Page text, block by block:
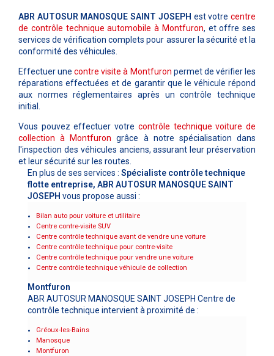
ABR AUTOSUR MANOSQUE SAINT JOSEPH est votrecentre
de contrôle technique automobile à Montfuron, et offre ses
services de vérification complets pour assurer la sécurité et la
conformité des véhicules.
Effectuer unecontre visite à Montfuron permet de vérifier les
réparations effectuées et de garantir que le véhicule répond
aux normes réglementaires après un contrôle technique
initial.
Vous pouvez effectuer votre contrôle technique voiture de
collection à
Montfuron grâce à notre spécialisation dans
l'inspection des véhicules anciens, assurant leur préservation
et leur sécurité sur les routes.
En plus de ses services : Spécialiste contrôle technique
flotte entreprise, ABR AUTOSUR MANOSQUE SAINT
JOSEPH vous propose aussi :
Bilan auto pour voiture et utilitaire
Centre contre-visite SUV
Centre contrôle technique avant de vendre une voiture
Centre contrôle technique pour contre-visite
Centre contrôle technique pour vendre une voiture
Centre contrôle technique véhicule de collection
Montfuron
ABR AUTOSUR MANOSQUE SAINT JOSEPH Centre de
contrôle technique intervient à proximité de :
Gréoux-les-Bains
Manosque
Montfuron